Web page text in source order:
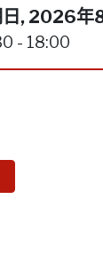
日, 2026年
- 18:00